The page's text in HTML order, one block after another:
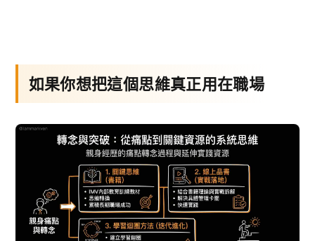
如果你想把這個思維真正用在職場